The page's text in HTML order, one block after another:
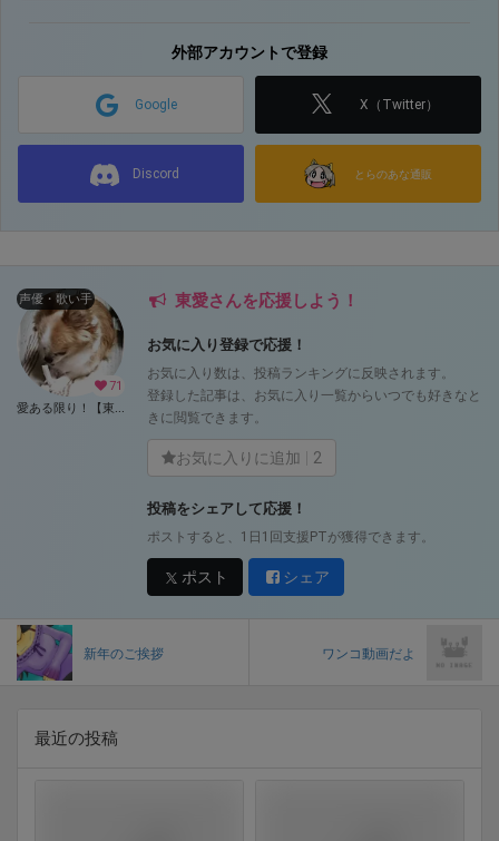
外部アカウントで登録
Google X（Twitter）
Discord とらのあな通販
71
声優・歌い手
愛ある限り！【東愛】 (東愛)
東愛さんを応援しよう！
お気に入り登録で応援！
お気に入り数は、投稿ランキングに反映されます。
登録した記事は、お気に入り一覧からいつでも好きなと
きに閲覧できます。
お気に入りに追加 2
投稿をシェアして応援！
ポストすると、1日1回支援PTが獲得できます。
ポスト シェア
新年のご挨拶 ワンコ動画だよ
最近の投稿